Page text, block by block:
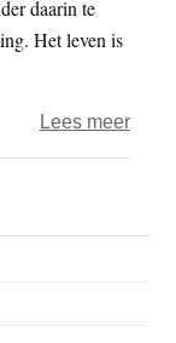
daarin te
Het leven is
Lees meerover